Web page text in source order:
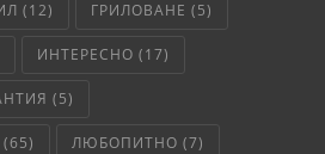
(12) ГРИЛОВАНЕ (5)
ИНТЕРЕСНО (17)
(5)
(65) ЛЮБОПИТНО (7)